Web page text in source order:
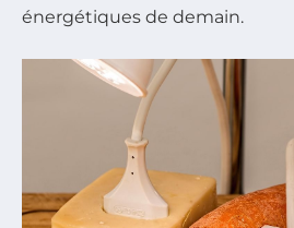
énergétiques de demain.